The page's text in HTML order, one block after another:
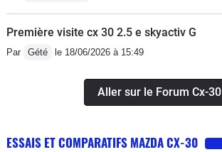
Première visite cx 30 2.5 e skyactiv G
Par Gété le 18/06/2026 à 15:49
Aller sur le Forum Cx-30
ESSAIS ET COMPARATIFS MAZDA CX-30